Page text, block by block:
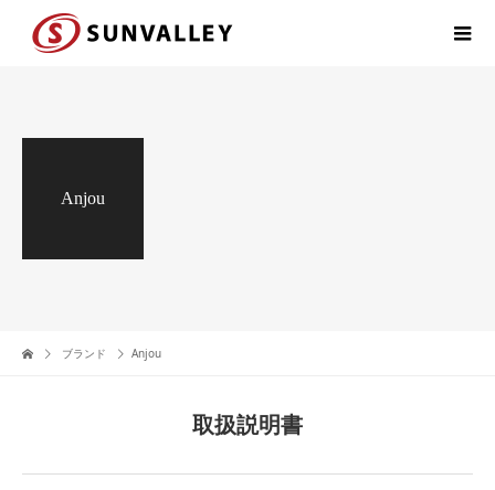
Anjou
ブランド Anjou
取扱説明書